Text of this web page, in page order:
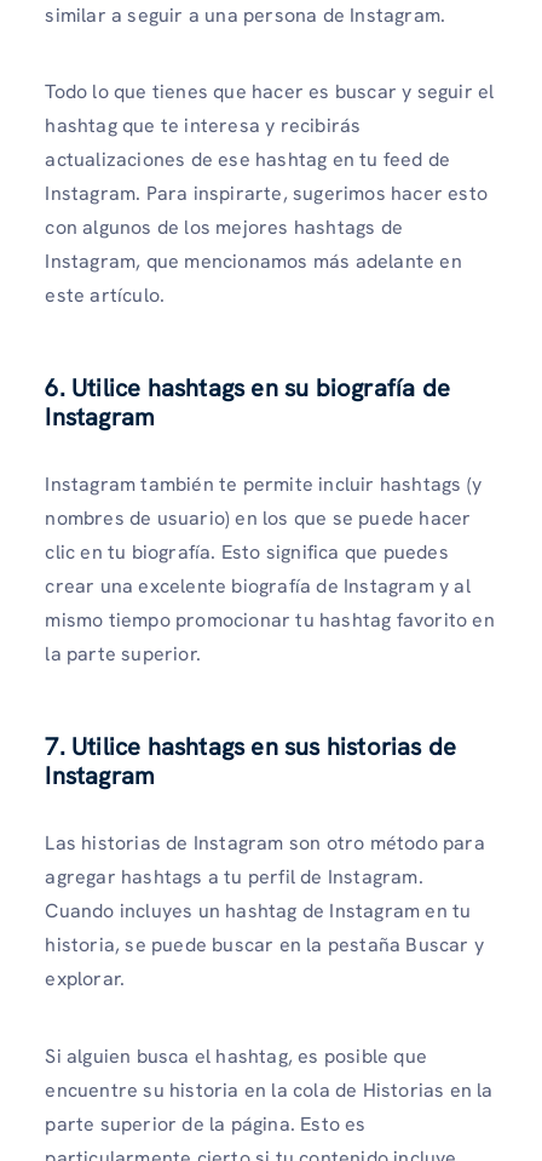
similar a seguir a una persona de Instagram.
Todo lo que tienes que hacer es buscar y seguir el
hashtag que te interesa y recibirás
actualizaciones de ese hashtag en tu feed de
Instagram. Para inspirarte, sugerimos hacer esto
con algunos de los mejores hashtags de
Instagram, que mencionamos más adelante en
este artículo.
6. Utilice hashtags en su biografía de
Instagram
Instagram también te permite incluir hashtags (y
nombres de usuario) en los que se puede hacer
clic en tu biografía. Esto significa que puedes
crear una excelente biografía de Instagram y al
mismo tiempo promocionar tu hashtag favorito en
la parte superior.
7. Utilice hashtags en sus historias de
Instagram
Las historias de Instagram son otro método para
agregar hashtags a tu perfil de Instagram.
Cuando incluyes un hashtag de Instagram en tu
historia, se puede buscar en la pestaña Buscar y
explorar.
Si alguien busca el hashtag, es posible que
encuentre su historia en la cola de Historias en la
parte superior de la página. Esto es